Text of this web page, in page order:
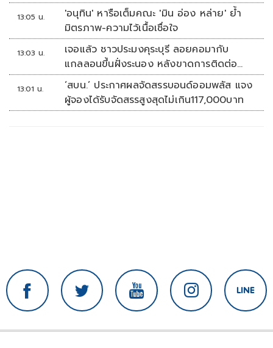
13:05 น.
'อนุทิน' หารือเต็มคณะ 'มิน อ่อง หล่าย' ย้ำ
มิตรภาพ-ความไว้เนื้อเชื่อใจ
13:03 น.
เจอแล้ว ชาวประมงคุระบุรี ลอยคอมากับ
แกลลอนขึ้นฝั่งระนอง หลังขาดการติดต่อ
หลายวัน
13:01 น.
‘สบน.’ ประกาศผลจัดสรรบอนด์ออมพลัส แจง
ผู้จองได้รับจัดสรรสูงสุดไม่เกิน117,000บาท